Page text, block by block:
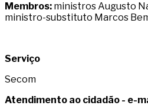
Membros: ministros Augusto
ministro-substituto Marcos
Serviço
Secom
Atendimento ao cidadão - e-